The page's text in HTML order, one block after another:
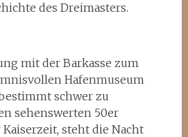
des Dreimasters.
mit der Barkasse zum
Hafenmuseum
schwer zu
sehenswerten 50er
Kaiserzeit, steht die Nacht